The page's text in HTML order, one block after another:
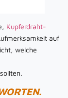
Kupferdraht-
auf
welche